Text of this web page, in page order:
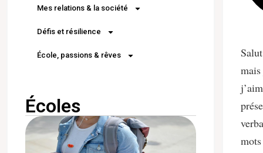
Mes relations & la société
Défis et résilience
École, passions & rêves
Écoles